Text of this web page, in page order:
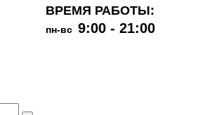
ВРЕМЯ РАБОТЫ:
пн-вс 9:00 - 21:00